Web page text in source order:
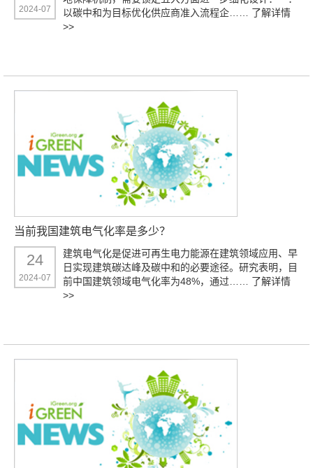
2024-07
以碳中和为目标优化供应商准入流程企…… 了解详情
>>
当前我国建筑电气化率是多少？
24
2024-07
建筑电气化是促进可再生电力能源在建筑领域应用、早
日实现建筑碳达峰及碳中和的必要途径。研究表明，目
前中国建筑领域电气化率为48%，通过…… 了解详情
>>